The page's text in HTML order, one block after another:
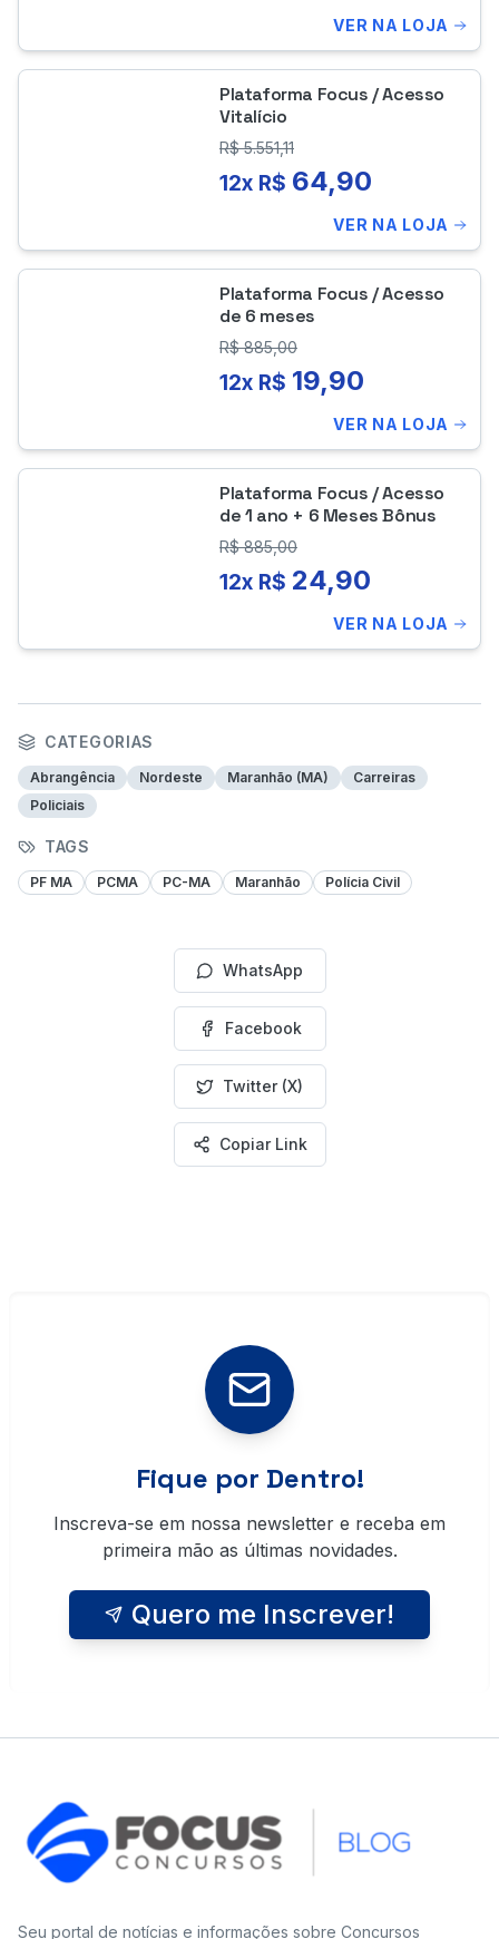
VER NA LOJA
Plataforma Focus / Acesso
Vitalício
R$5.551,11
12x R$ 64,90
VER NA LOJA
Plataforma Focus / Acesso
de 6 meses
R$885,00
12x R$ 19,90
VER NA LOJA
Plataforma Focus / Acesso
de 1 ano + 6 Meses Bônus
R$885,00
12x R$ 24,90
VER NA LOJA
CATEGORIAS
Abrangência Nordeste Maranhão (MA)
Carreiras
Policiais
TAGS
PF MA PCMA PC-MA Maranhão Polícia Civil
WhatsApp
Facebook
Twitter (X)
Copiar Link
Fique por Dentro!
Inscreva-se em nossa newsletter e receba em
primeira mão as últimas novidades.
Quero me Inscrever!
Seu portal de notícias e informações sobre Concursos